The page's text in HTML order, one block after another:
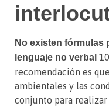
No existen fórmulas
lenguaje no verbal
recomendación es
ambientales y las
conjunto para